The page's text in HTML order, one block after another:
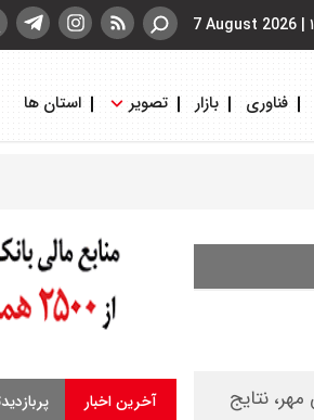
|
7 August 2026
فناوری بازار تصویر استان ها
بوده است. به گزارش مهر، نتایج
آخرین اخبار